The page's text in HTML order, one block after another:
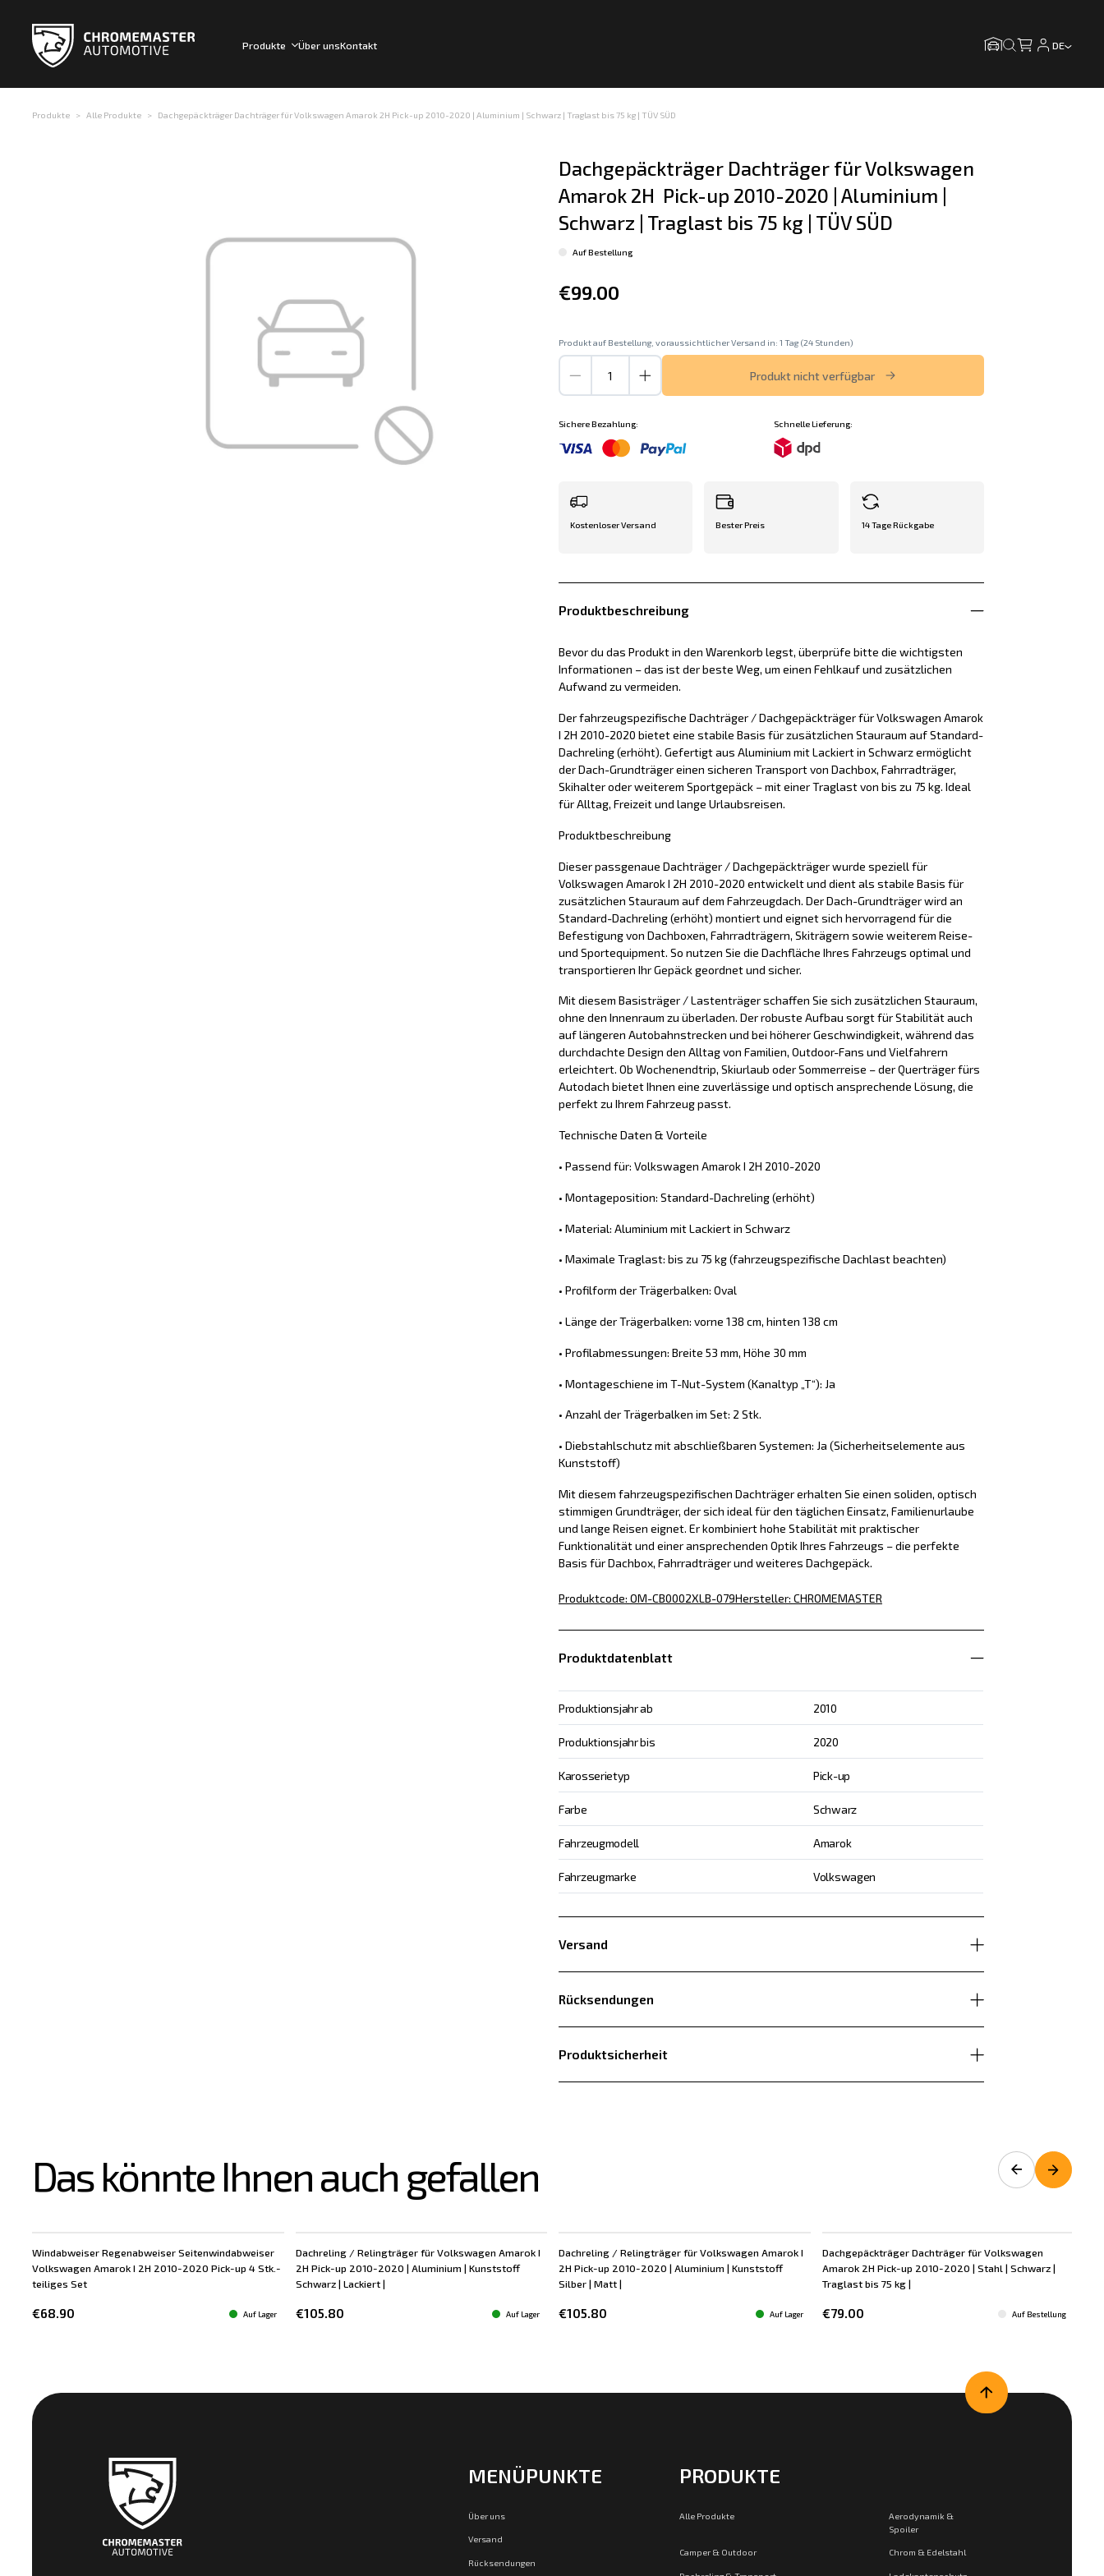
Produkte Über unsKontakt DE
Produkte Alle Produkte Dachgepäckträger Dachträger für Volkswagen Amarok 2H Pick-up 2010-2020 | Aluminium | Schwarz | Traglast bis 75 kg | TÜV SÜD
Dachgepäckträger Dachträger für Volkswagen
Amarok 2H  Pick-up 2010-2020 | Aluminium |
Schwarz | Traglast bis 75 kg | TÜV SÜD
Auf Bestellung
€99.00
Produkt auf Bestellung, voraussichtlicher Versand in: 1 Tag (24 Stunden)
Produkt nicht verfügbar
Sichere Bezahlung: Schnelle Lieferung:
Kostenloser Versand Bester Preis 14 Tage Rückgabe
Produktbeschreibung
Bevor du das Produkt in den Warenkorb legst, überprüfe bitte die wichtigsten
Informationen – das ist der beste Weg, um einen Fehlkauf und zusätzlichen
Aufwand zu vermeiden.
Der fahrzeugspezifische Dachträger / Dachgepäckträger für Volkswagen Amarok
I 2H 2010-2020 bietet eine stabile Basis für zusätzlichen Stauraum auf Standard-
Dachreling (erhöht). Gefertigt aus Aluminium mit Lackiert in Schwarz ermöglicht
der Dach-Grundträger einen sicheren Transport von Dachbox, Fahrradträger,
Skihalter oder weiterem Sportgepäck – mit einer Traglast von bis zu 75 kg. Ideal
für Alltag, Freizeit und lange Urlaubsreisen.
Produktbeschreibung
Dieser passgenaue Dachträger / Dachgepäckträger wurde speziell für
Volkswagen Amarok I 2H 2010-2020 entwickelt und dient als stabile Basis für
zusätzlichen Stauraum auf dem Fahrzeugdach. Der Dach-Grundträger wird an
Standard-Dachreling (erhöht) montiert und eignet sich hervorragend für die
Befestigung von Dachboxen, Fahrradträgern, Skiträgern sowie weiterem Reise-
und Sportequipment. So nutzen Sie die Dachfläche Ihres Fahrzeugs optimal und
transportieren Ihr Gepäck geordnet und sicher.
Mit diesem Basisträger / Lastenträger schaffen Sie sich zusätzlichen Stauraum,
ohne den Innenraum zu überladen. Der robuste Aufbau sorgt für Stabilität auch
auf längeren Autobahnstrecken und bei höherer Geschwindigkeit, während das
durchdachte Design den Alltag von Familien, Outdoor-Fans und Vielfahrern
erleichtert. Ob Wochenendtrip, Skiurlaub oder Sommerreise – der Querträger fürs
Autodach bietet Ihnen eine zuverlässige und optisch ansprechende Lösung, die
perfekt zu Ihrem Fahrzeug passt.
Technische Daten & Vorteile
• Passend für: Volkswagen Amarok I 2H 2010-2020
• Montageposition: Standard-Dachreling (erhöht)
• Material: Aluminium mit Lackiert in Schwarz
• Maximale Traglast: bis zu 75 kg (fahrzeugspezifische Dachlast beachten)
• Profilform der Trägerbalken: Oval
• Länge der Trägerbalken: vorne 138 cm, hinten 138 cm
• Profilabmessungen: Breite 53 mm, Höhe 30 mm
• Montageschiene im T-Nut-System (Kanaltyp „T“): Ja
• Anzahl der Trägerbalken im Set: 2 Stk.
• Diebstahlschutz mit abschließbaren Systemen: Ja (Sicherheitselemente aus
Kunststoff)
Mit diesem fahrzeugspezifischen Dachträger erhalten Sie einen soliden, optisch
stimmigen Grundträger, der sich ideal für den täglichen Einsatz, Familienurlaube
und lange Reisen eignet. Er kombiniert hohe Stabilität mit praktischer
Funktionalität und einer ansprechenden Optik Ihres Fahrzeugs – die perfekte
Basis für Dachbox, Fahrradträger und weiteres Dachgepäck.
Produktcode: OM-CB0002XLB-079Hersteller: CHROMEMASTER
Produktdatenblatt
Produktionsjahr ab 2010
Produktionsjahr bis 2020
Karosserietyp Pick-up
Farbe Schwarz
Fahrzeugmodell Amarok
Fahrzeugmarke Volkswagen
Versand
Rücksendungen
Produktsicherheit
Das könnte Ihnen auch gefallen
Windabweiser Regenabweiser Seitenwindabweiser
Volkswagen Amarok I 2H 2010-2020 Pick-up 4 Stk.-
teiliges Set
€68.90 Auf Lager
Dachreling / Relingträger für Volkswagen Amarok I
2H Pick-up 2010-2020 | Aluminium | Kunststoff
Schwarz | Lackiert |
€105.80 Auf Lager
Dachreling / Relingträger für Volkswagen Amarok I
2H Pick-up 2010-2020 | Aluminium | Kunststoff
Silber | Matt |
€105.80 Auf Lager
Dachgepäckträger Dachträger für Volkswagen
Amarok 2H Pick-up 2010-2020 | Stahl | Schwarz |
Traglast bis 75 kg |
€79.00 Auf Bestellung
MENÜPUNKTE
Über uns
Versand
Rücksendungen
PRODUKTE
Alle Produkte
Aerodynamik &
Spoiler
Camper & Outdoor Chrom & Edelstahl